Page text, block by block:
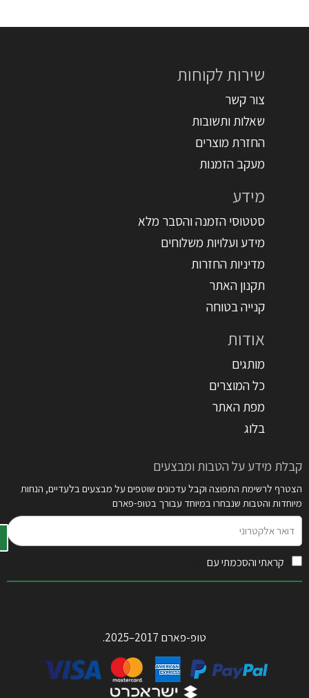
שירות לקוחות
צור קשר
שאלות ותשובות
החזרת מוצרים
מעקב הזמנות
מידע
סטטוסי הזמנה והסבר מלא
מידע ועלויות משלוחים
מדיניות החזרות
תקנון האתר
קנייה בטוחה
אודות
מותגים
כל המוצרים
מפת האתר
בלוג
קבלת מידע על הטבות ומבצעים
הצטרף לרשימת התפוצה וקבל עדכונים שוטפים על מבצעים בלעדיים, הנחות
מיוחדות והטבות שנבחרו במיוחד עבורך בטופ-פארם
אלקטרוני
קראתי והסכמתי עם
טופ-פארם 2017–2025.